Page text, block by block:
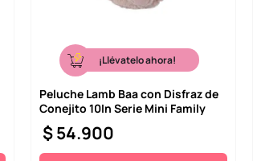
¡Llévatelo ahora!
Peluche Lamb Baa con Disfraz de
Conejito 10In Serie Mini Family
$54.900